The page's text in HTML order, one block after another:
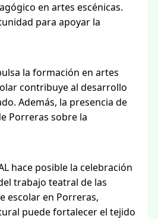
en artes escénicas.
para apoyar la
la formación en artes
contribuye al desarrollo
Además, la presencia de
Porreras sobre la
hace posible la celebración
trabajo teatral de las
escolar en Porreras,
puede fortalecer el tejido